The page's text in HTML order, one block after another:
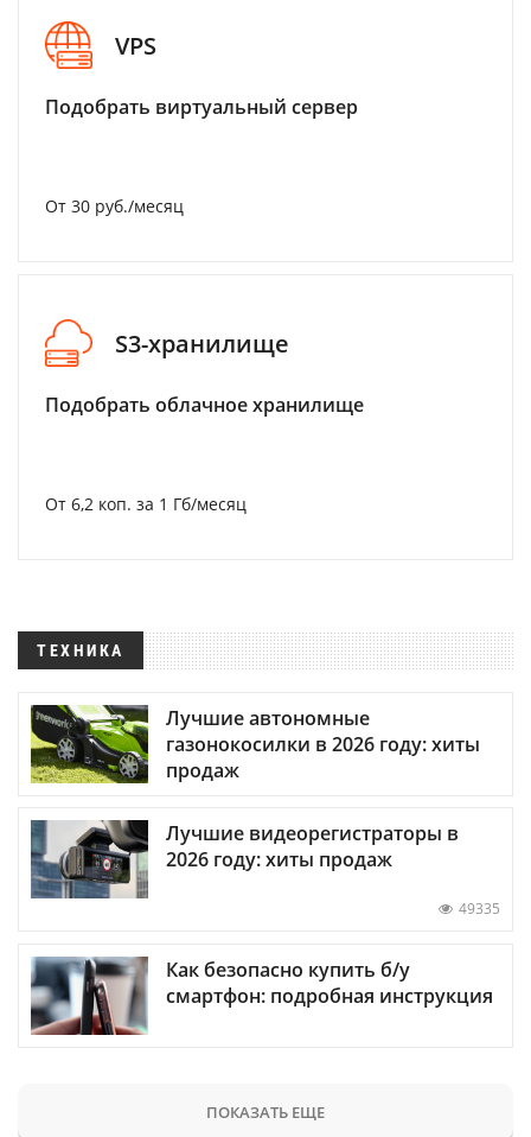
VPS
Подобрать виртуальный сервер
От 30 руб./месяц
S3-хранилище
Подобрать облачное хранилище
От 6,2 коп. за 1 Гб/месяц
ТЕХНИКА
Лучшие автономные
газонокосилки в 2026 году: хиты
продаж
Лучшие видеорегистраторы в
2026 году: хиты продаж
49335
Как безопасно купить б/у
смартфон: подробная инструкция
ПОКАЗАТЬ ЕЩЕ